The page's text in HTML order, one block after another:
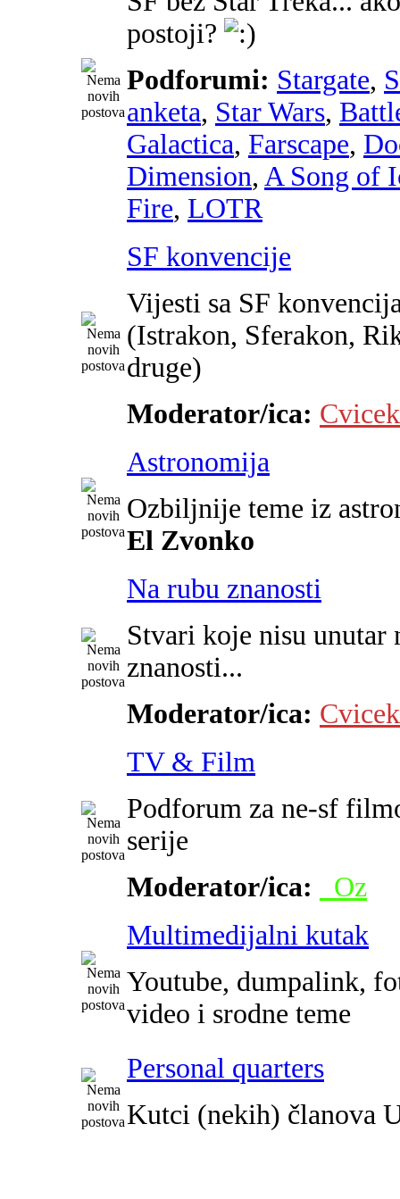
postoji?
Podforumi: Stargate,
anketa, Star Wars,
Galactica, Farscape,
Dimension, A Song of
Fire, LOTR
SF konvencije
Vijesti sa SF
(Istrakon, Sferakon,
druge)
Moderator/ica: Cvicek
Astronomija
Ozbiljnije teme iz
El Zvonko
Na rubu znanosti
Stvari koje nisu unutar
znanosti...
Moderator/ica: Cvicek
TV & Film
Podforum za ne-sf
serije
Moderator/ica:
_Oz
Multimedijalni kutak
Youtube, dumpalink,
video i srodne teme
Personal quarters
Kutci (nekih) članova